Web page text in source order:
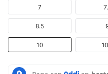
10
7
8.5